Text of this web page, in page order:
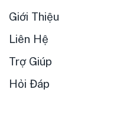
Giới Thiệu
Liên Hệ
Trợ Giúp
Hỏi Đáp